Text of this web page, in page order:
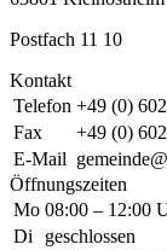
Postfach 11 10
Kontakt
Telefon +49 (0)
Fax
+49 (0)
E-Mail
Öffnungszeiten
Mo 08:00 – 12:00
Di
geschlossen